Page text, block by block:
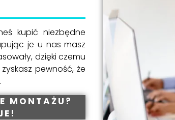
kupić niezbędne
je u nas masz
dzięki czemu
pewność, że
MONTAŻU?